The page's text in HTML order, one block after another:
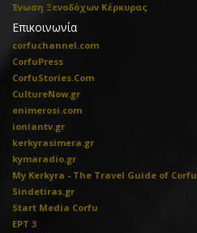
Ένωση Ξενοδόχων Κέρκυρας
Επικοινωνία
corfuchannel.com
CorfuPress
CorfuStories.Com
CultureNow.gr
enimerosi.com
ioniantv.gr
kerkyrasimera.gr
kymaradio.gr
My Kerkyra - The Travel Guide of Corfu
Sindetiras.gr
Start Media Corfu
ΕΡΤ 3